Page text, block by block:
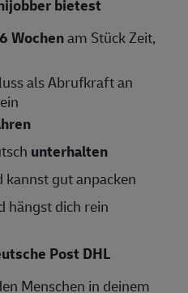
bietest
Wochenam Stück Zeit,
als Abrufkraft an
unterhalten
kannst gut anpacken
hängst dich rein
Post DHL
Menschen in deinem